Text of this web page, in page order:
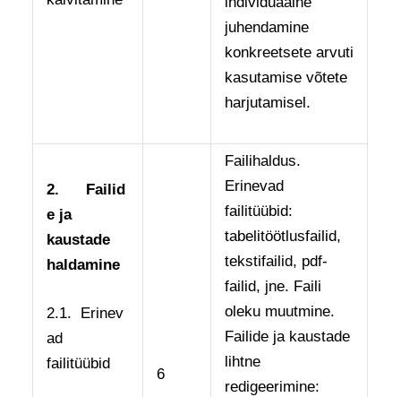
juhendamine
konkreetsete arvuti
kasutamise võtete
harjutamisel.
2.
Failid
e ja
kaustade
haldamine
2.1. Erinev
ad
failitüübid
6
Failihaldus.
Erinevad
failitüübid:
tabelitöötlusfailid,
tekstifailid, pdf-
failid, jne. Faili
oleku muutmine.
Failide ja kaustade
lihtne
redigeerimine: